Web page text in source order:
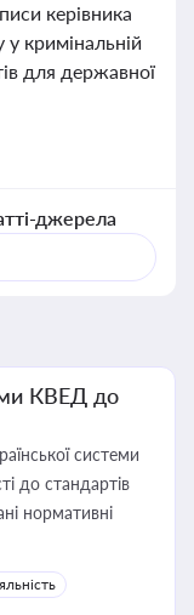
керівника
кримінальній
для державної
джерела
КВЕД до
системи
до стандартів
нормативні